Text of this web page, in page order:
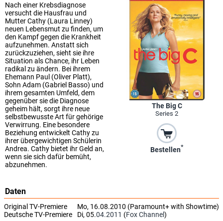
The Big C
Series 2
Bestellen*
Nach einer Krebsdiagnose
versucht die Hausfrau und
Mutter Cathy (Laura Linney)
neuen Lebensmut zu finden, um
den Kampf gegen die Krankheit
aufzunehmen. Anstatt sich
zurückzuziehen, sieht sie ihre
Situation als Chance, ihr Leben
radikal zu ändern. Bei ihrem
Ehemann Paul (Oliver Platt),
Sohn Adam (Gabriel Basso) und
ihrem gesamten Umfeld, dem
gegenüber sie die Diagnose
geheim hält, sorgt ihre neue
selbstbewusste Art für gehörige
Verwirrung. Eine besondere
Beziehung entwickelt Cathy zu
ihrer übergewichtigen Schülerin
Andrea. Cathy bietet ihr Geld an,
wenn sie sich dafür bemüht,
abzunehmen.
Daten
Original TV-Premiere
Mo, 16.08.2010 (Paramount+ with Showtime)
Deutsche TV-Premiere
Di, 05.04.2011 (Fox Channel)